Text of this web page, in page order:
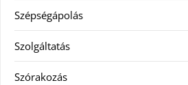
Szépségápolás
Szolgáltatás
Szórakozás